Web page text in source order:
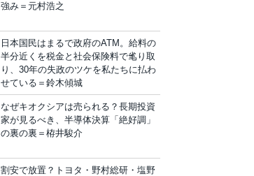
強み＝元村浩之
日本国民はまるで政府のATM。給料の
半分近くを税金と社会保険料で毟り取
り、30年の失政のツケを私たちに払わ
せている＝鈴木傾城
なぜキオクシアは売られる？長期投資
家が見るべき、半導体決算「絶好調」
の裏の裏＝栫井駿介
割安で放置？トヨタ・野村総研・塩野